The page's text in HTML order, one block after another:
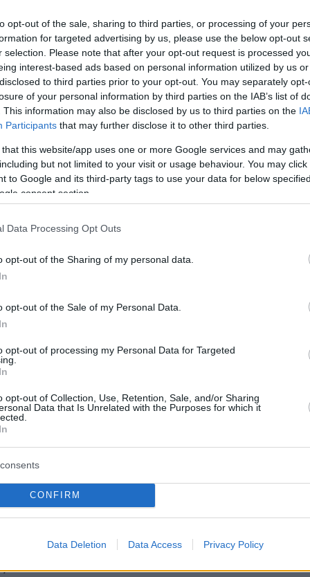
opt-out of the sale, sharing to third parties, or processing of your
for targeted advertising by us, please use the below opt-out
selection. Please note that after your opt-out request is processed
interest-based ads based on personal information utilized by us
to third parties prior to your opt-out. You may separately
of your personal information by third parties on the IAB’s list of
This information may also be disclosed by us to third parties on the
Participants that may further disclose it to other third parties.
that this website/app uses one or more Google services and may
but not limited to your visit or usage behaviour. You may
to Google and its third-party tags to use your data for below
consent section.
Data Processing Opt Outs
opt-out of the Sharing of my personal data.
opt-out of the Sale of my Personal Data.
opt-out of processing my Personal Data for Targeted
opt-out of Collection, Use, Retention, Sale, and/or Sharing
Data that Is Unrelated with the Purposes for which it
CONFIRM
Data Deletion Data Access Privacy Policy
στο Χμεϊμίμ, λίγο βορειότερα.
Πιερ Ραζού, διευθυντή του Μεσογειακού
Μελετών (FMES), στα τέλη Ιουλίου
στη Συρία 22 μαχητικά αεροσκάφη, καμιά
ελικόπτερα και μη επανδρωμένα
ενισχύσεων στην Ουκρανία. Οι δυνάμεις
από τα παράλια μέχρι τα σύνορα με
στο Κομπάνι, τη Τζαραμπλούς και το
πολεμήσουν τη Χάγιατ Ταχρίρ αλ Σαμ, θα
θέλουν να αφήσουν στους Αμερικανούς,
ή τους Τούρκους, που διαθέτουν επίσης
περιοχή.
που πολλοί θεωρούσαν ότιείχαν ηττηθεί
πλέον τη Δαμασκό. Και αρχίζουν να
ρωσικές βάσεις από τις δυνάμεις του
να φοβούνται για τις βάσεις τους, τις
του Ινστιτούτου Διεθνών και Στρατηγικών